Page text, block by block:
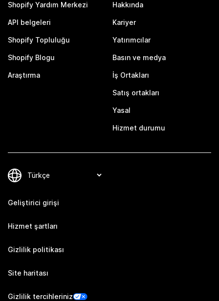
Shopify Yardım Merkezi
API belgeleri
Shopify Topluluğu
Shopify Blogu
Araştırma
Hakkında
Kariyer
Yatırımcılar
Basın ve medya
İş Ortakları
Satış ortakları
Yasal
Hizmet durumu
Geliştirici girişi
Hizmet şartları
Gizlilik politikası
Site haritası
Gizlilik tercihleriniz